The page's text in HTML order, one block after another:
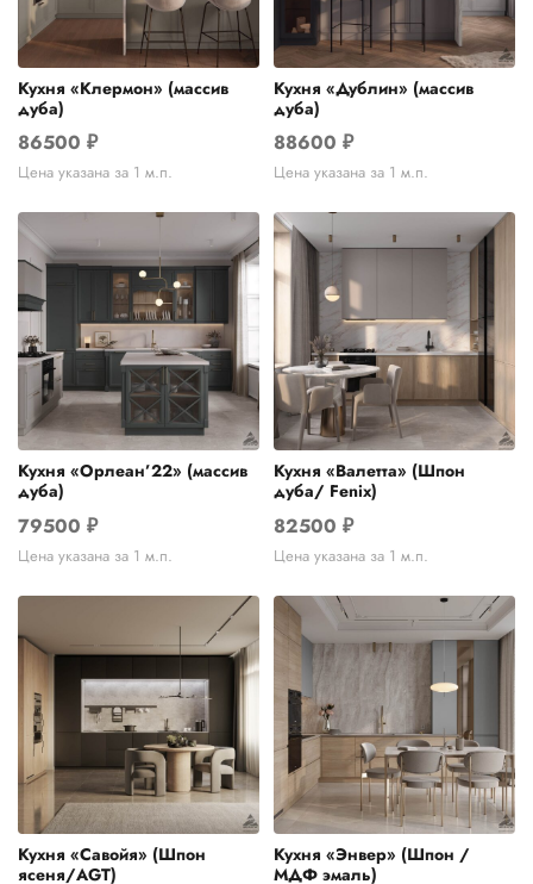
Кухня «Клермон» (массив
дуба)
86500 ₽
Цена указана за 1 м.п.
Кухня «Дублин» (массив
дуба)
88600 ₽
Цена указана за 1 м.п.
Кухня «Орлеан’22» (массив
дуба)
79500 ₽
Цена указана за 1 м.п.
Кухня «Валетта» (Шпон
дуба/ Fenix)
82500 ₽
Цена указана за 1 м.п.
Кухня «Савойя» (Шпон
ясеня/AGT)
Кухня «Энвер» (Шпон /
МДФ эмаль)